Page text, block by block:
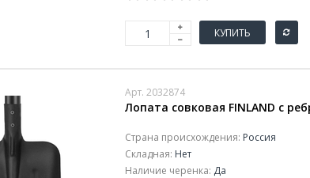
КУПИТЬ
Арт. 2032874
Лопата совковая FINLAND с
Страна происхождения: Россия
Складная: Нет
Наличие черенка: Да